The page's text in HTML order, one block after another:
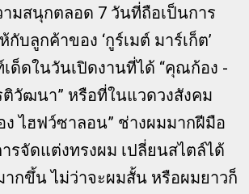
มสนุกตลอด 7 วันที่ถือเป็นการ
บลูกค้าของ ‘กูร์เมต์ มาร์เก็ต’
เด็ดในวันเปิดงานที่ได้ “คุณก้อง -
ติวัฒนา” หรือที่ในแวดวงสังคม
ง ไฮฟว์ซาลอน” ช่างผมมากฝีมือ
รจัดแต่งทรงผม เปลี่ยนสไตล์ได้
กขึ้น ไม่ว่าจะผมสั้น หรือผมยาวก็